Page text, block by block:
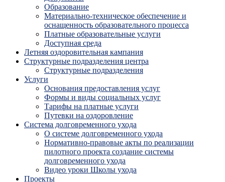
Образование
Материально-техническое обеспечение и
оснащенность образовательного процесса
Платные образовательные услуги
Доступная среда
Летняя оздоровительная кампания
Структурные подразделения центра
Структурные подразделения
Услуги
Основания предоставления услуг
Формы и виды социальных услуг
Тарифы на платные услуги
Путевки на оздоровление
Система долговременного ухода
О системе долговременного ухода
Нормативно-правовые акты по реализации
пилотного проекта создание системы
долговременного ухода
Видео уроки Школы ухода
Проекты